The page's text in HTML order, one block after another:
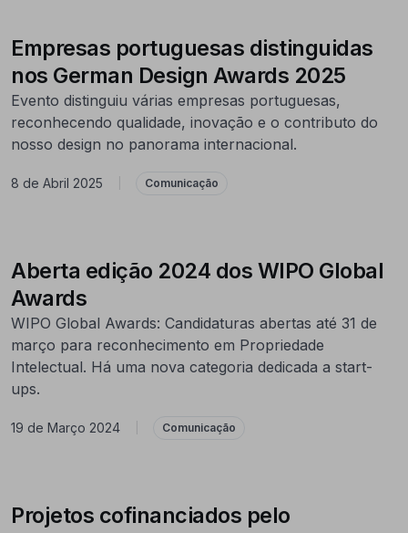
Empresas portuguesas distinguidas
nos German Design Awards 2025
Evento distinguiu várias empresas portuguesas,
reconhecendo qualidade, inovação e o contributo do
nosso design no panorama internacional.
8 de Abril 2025 Comunicação
Aberta edição 2024 dos WIPO Global
Awards
WIPO Global Awards: Candidaturas abertas até 31 de
março para reconhecimento em Propriedade
Intelectual. Há uma nova categoria dedicada a start-
ups.
19 de Março 2024 Comunicação
Projetos cofinanciados pelo